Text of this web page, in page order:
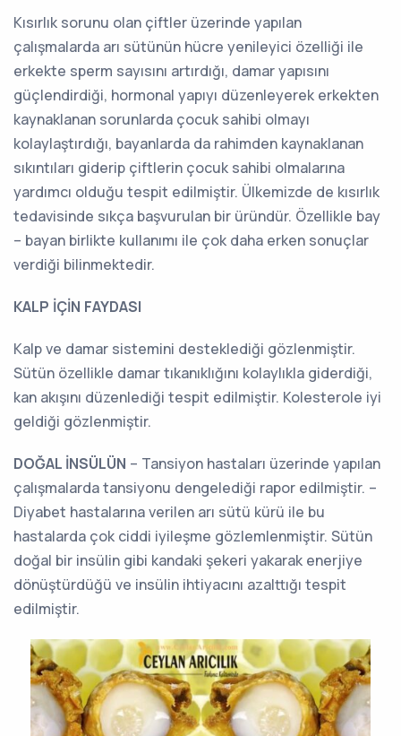
Kısırlık sorunu olan çiftler üzerinde yapılan
çalışmalarda arı sütünün hücre yenileyici özelliği ile
erkekte sperm sayısını artırdığı, damar yapısını
güçlendirdiği, hormonal yapıyı düzenleyerek erkekten
kaynaklanan sorunlarda çocuk sahibi olmayı
kolaylaştırdığı, bayanlarda da rahimden kaynaklanan
sıkıntıları giderip çiftlerin çocuk sahibi olmalarına
yardımcı olduğu tespit edilmiştir. Ülkemizde de kısırlık
tedavisinde sıkça başvurulan bir üründür. Özellikle bay
– bayan birlikte kullanımı ile çok daha erken sonuçlar
verdiği bilinmektedir.
KALP İÇİN FAYDASI
Kalp ve damar sistemini desteklediği gözlenmiştir.
Sütün özellikle damar tıkanıklığını kolaylıkla giderdiği,
kan akışını düzenlediği tespit edilmiştir. Kolesterole iyi
geldiği gözlenmiştir.
DOĞAL İNSÜLÜN – Tansiyon hastaları üzerinde yapılan
çalışmalarda tansiyonu dengelediği rapor edilmiştir. –
Diyabet hastalarına verilen arı sütü kürü ile bu
hastalarda çok ciddi iyileşme gözlemlenmiştir. Sütün
doğal bir insülin gibi kandaki şekeri yakarak enerjiye
dönüştürdüğü ve insülin ihtiyacını azalttığı tespit
edilmiştir.